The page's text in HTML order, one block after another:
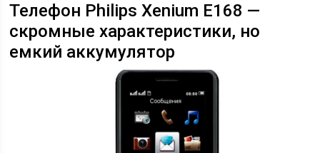
Телефон Philips Xenium E168 —
скромные характеристики, но
емкий аккумулятор